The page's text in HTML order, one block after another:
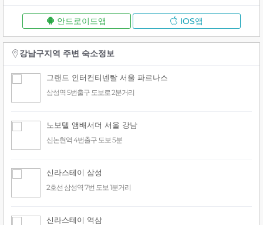
안드로이드앱 IOS앱
강남구지역 주변 숙소정보
그랜드 인터컨티넨탈 서울 파르나스
삼성역 5번출구 도보로 2분거리
노보텔 앰배서더 서울 강남
신논현역 4번출구 도보 5분
신라스테이 삼성
2호선 삼성역 7번 도보 1분거리
신라스테이 역삼